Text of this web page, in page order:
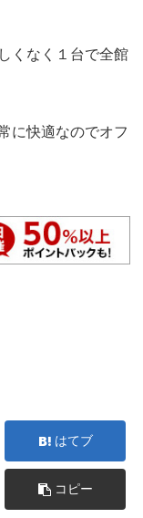
くなく１台で全館
に快適なのでオフ
はてブ
コピー